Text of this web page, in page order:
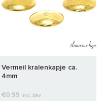
Vermeil kralenkapje ca.
4mm
€0,99 Incl. btw